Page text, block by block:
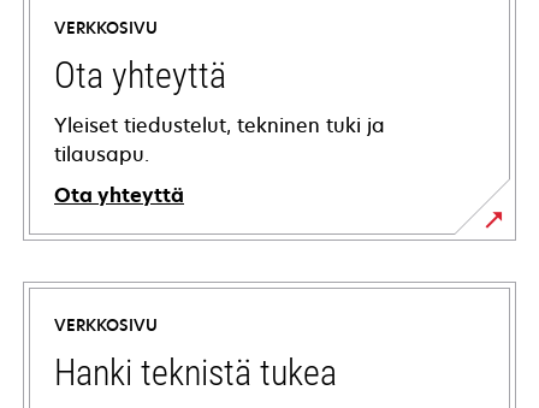
VERKKOSIVU
Ota yhteyttä
Yleiset tiedustelut, tekninen tuki ja
tilausapu.
Ota yhteyttä
VERKKOSIVU
Hanki teknistä tukea